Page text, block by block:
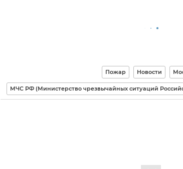
Пожар Новости
МЧС РФ (Министерство чрезвычайных ситуаций